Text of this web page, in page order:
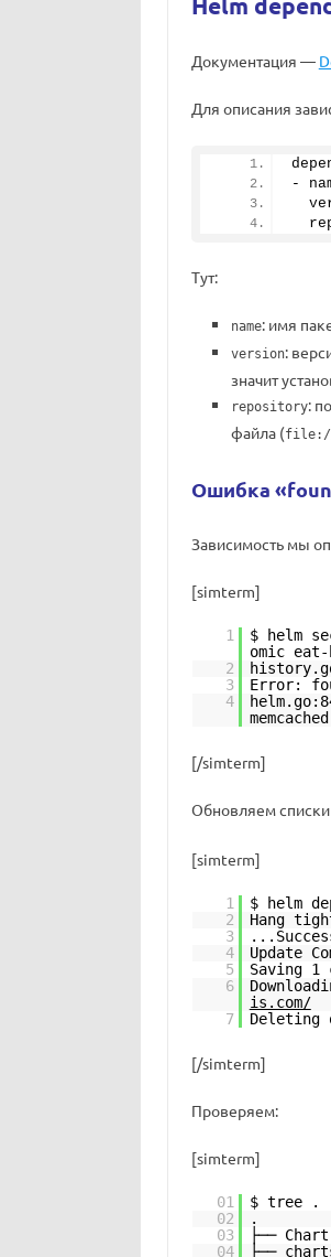
Документация —
Для описания
-
Тут:
name: имя
version:
значит
repository:
файла (file://
Ошибка
Зависимость мы
[simterm]
1
$ helm
omic
2
3
Error:
4
memcached
[/simterm]
Обновляем списки
[simterm]
1
$ helm
2
Hang
3
4
Update
5
Saving 1
6
is.com/
7
Deleting
[/simterm]
Проверяем:
[simterm]
01
$ tree .
02
.
03
├──
04
├──